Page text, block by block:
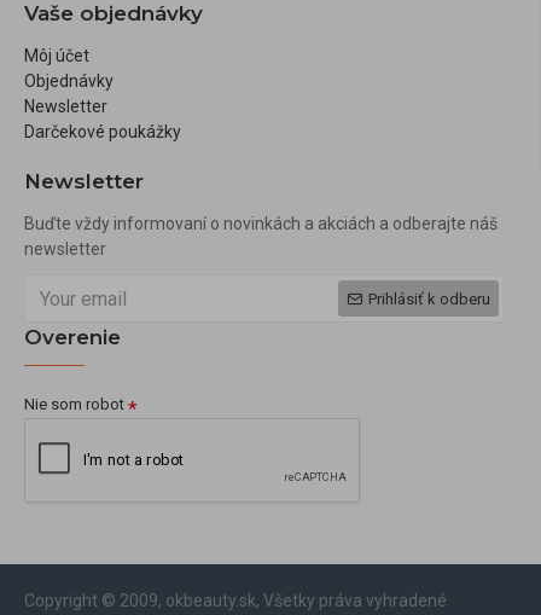
Vaše objednávky
Môj účet
Objednávky
Newsletter
Darčekové poukážky
Newsletter
Buďte vždy informovaní o novinkách a akciách a odberajte náš
newsletter
Prihlásiť k odberu
Overenie
Nie som robot
Copyright © 2009, okbeauty.sk, Všetky práva vyhradené